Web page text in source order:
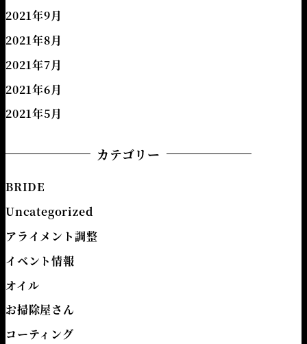
2021年9月
2021年8月
2021年7月
2021年6月
2021年5月
カテゴリー
BRIDE
Uncategorized
アライメント調整
イベント情報
オイル
お掃除屋さん
コーティング